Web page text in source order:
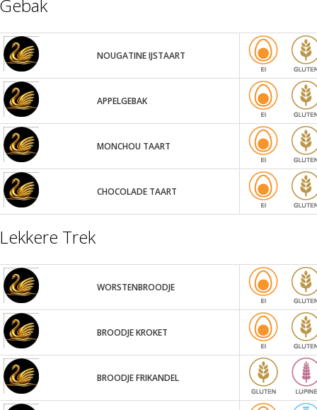
Gebak
NOUGATINE IJSTAART
APPELGEBAK
MONCHOU TAART
CHOCOLADE TAART
Lekkere Trek
WORSTENBROODJE
BROODJE KROKET
BROODJE FRIKANDEL